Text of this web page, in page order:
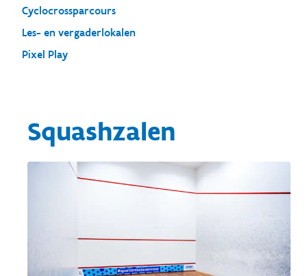
Cyclocrossparcours
Les- en vergaderlokalen
Pixel Play
Squashzalen